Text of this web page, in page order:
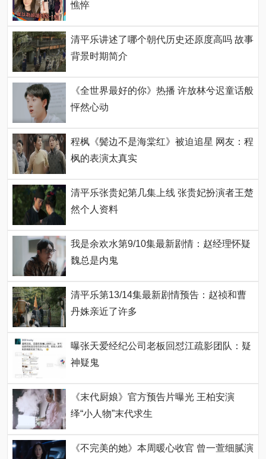
憔悴
清平乐讲述了哪个朝代历史还原度高吗 故事
背景时期简介
《全世界最好的你》热播 许放林兮迟童话般
怦然心动
程枫《鬓边不是海棠红》被迫追星 网友：程
枫的表演太真实
清平乐张贵妃第几集上线 张贵妃扮演者王楚
然个人资料
我是余欢水第9/10集最新剧情：赵经理怀疑
魏总是内鬼
清平乐第13/14集最新剧情预告：赵祯和曹
丹姝亲近了许多
曝张天爱经纪公司老板回怼江疏影团队：疑
神疑鬼
《末代厨娘》官方预告片曝光 王柏安演
绎“小人物”末代求生
《不完美的她》本周暖心收官 曾一萱细腻演